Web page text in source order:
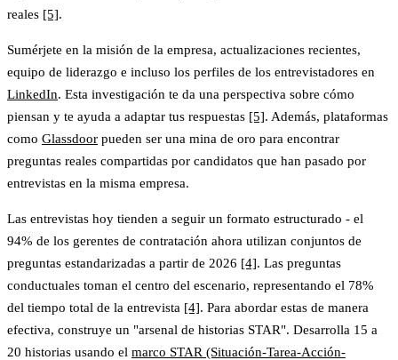
reales [5].
Sumérjete en la misión de la empresa, actualizaciones recientes,
equipo de liderazgo e incluso los perfiles de los entrevistadores en
LinkedIn. Esta investigación te da una perspectiva sobre cómo
piensan y te ayuda a adaptar tus respuestas [5]. Además, plataformas
como Glassdoor pueden ser una mina de oro para encontrar
preguntas reales compartidas por candidatos que han pasado por
entrevistas en la misma empresa.
Las entrevistas hoy tienden a seguir un formato estructurado - el
94% de los gerentes de contratación ahora utilizan conjuntos de
preguntas estandarizadas a partir de 2026 [4]. Las preguntas
conductuales toman el centro del escenario, representando el 78%
del tiempo total de la entrevista [4]. Para abordar estas de manera
efectiva, construye un "arsenal de historias STAR". Desarrolla 15 a
20 historias usando el marco STAR (Situación-Tarea-Acción-